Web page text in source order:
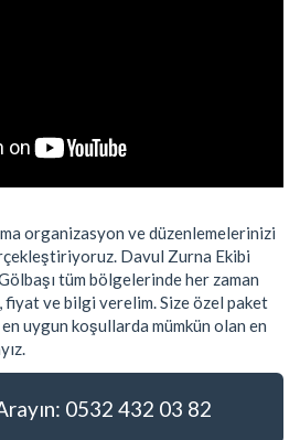
organizasyon ve düzenlemelerinizi
Davul Zurna Ekibi
tüm bölgelerinde her zaman
fiyat ve bilgi verelim. Size özel paket
uygun koşullarda mümkün olan en
0532 432 03 82